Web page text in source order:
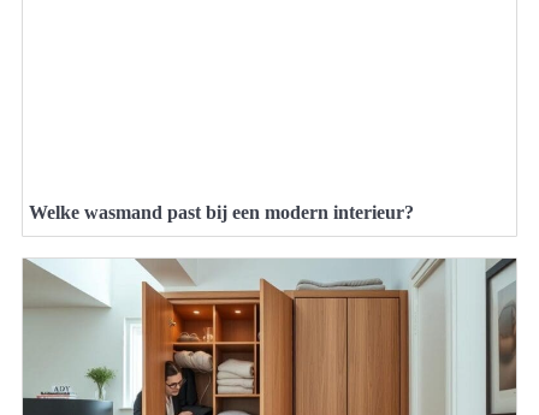
Welke wasmand past bij een modern interieur?